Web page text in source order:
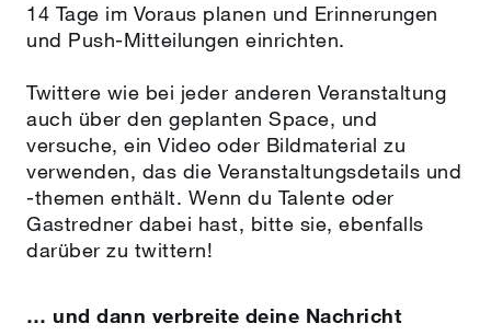
14 Tage im Voraus planen und Erinnerungen
und Push-Mitteilungen einrichten.
Twittere wie bei jeder anderen Veranstaltung
auch über den geplanten Space, und
versuche, ein Video oder Bildmaterial zu
verwenden, das die Veranstaltungsdetails und
‑themen enthält. Wenn du Talente oder
Gastredner dabei hast, bitte sie, ebenfalls
darüber zu twittern!
… und dann verbreite deine Nachricht